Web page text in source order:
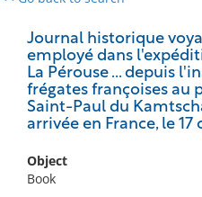
Journal historique
employé dans
La Pérouse ... depuis
frégates françoises au
Saint-Paul du
arrivée en France, le 17
Object
Book
0 results
No results